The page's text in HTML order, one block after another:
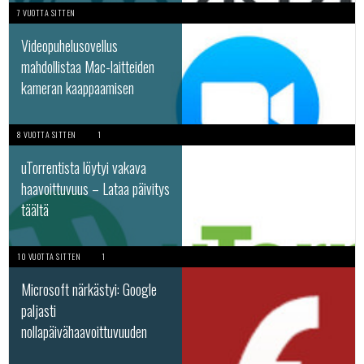
7 VUOTTA SITTEN
Videopuhelusovellus
mahdollistaa Mac-laitteiden
kameran kaappaamisen
8 VUOTTA SITTEN 1
uTorrentista löytyi vakava
haavoittuvuus – Lataa päivitys
täältä
10 VUOTTA SITTEN 1
Microsoft närkästyi: Google
paljasti
nollapäivähaavoittuvuuden